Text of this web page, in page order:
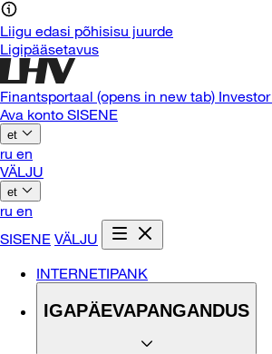
Liigu edasi põhisisu juurde
Ligipääsetavus
Finantsportaal (opens in new tab) Investor
Ava konto SISENE
et
ru en
VÄLJU
et
ru en
SISENE VÄLJU
INTERNETIPANK
IGAPÄEVAPANGANDUS